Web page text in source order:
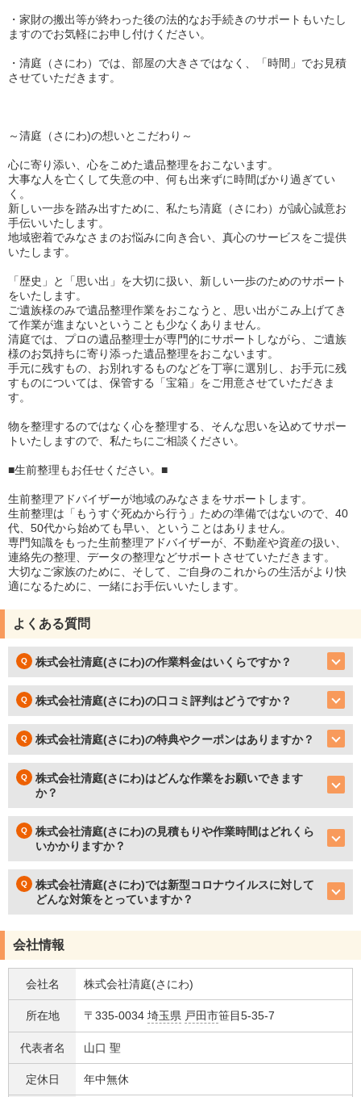
・家財の搬出等が終わった後の法的なお手続きのサポートもいたし
ますのでお気軽にお申し付けください。
・清庭（さにわ）では、部屋の大きさではなく、「時間」でお見積
させていただきます。
～清庭（さにわ)の想いとこだわり～
心に寄り添い、心をこめた遺品整理をおこないます。
大事な人を亡くして失意の中、何も出来ずに時間ばかり過ぎてい
く。
新しい一歩を踏み出すために、私たち清庭（さにわ）が誠心誠意お
手伝いいたします。
地域密着でみなさまのお悩みに向き合い、真心のサービスをご提供
いたします。
「歴史」と「思い出」を大切に扱い、新しい一歩のためのサポート
をいたします。
ご遺族様のみで遺品整理作業をおこなうと、思い出がこみ上げてき
て作業が進まないということも少なくありません。
清庭では、プロの遺品整理士が専門的にサポートしながら、ご遺族
様のお気持ちに寄り添った遺品整理をおこないます。
手元に残すもの、お別れするものなどを丁寧に選別し、お手元に残
すものについては、保管する「宝箱」をご用意させていただきま
す。
物を整理するのではなく心を整理する、そんな思いを込めてサポー
トいたしますので、私たちにご相談ください。
■生前整理もお任せください。■
生前整理アドバイザーが地域のみなさまをサポートします。
生前整理は「もうすぐ死ぬから行う」ための準備ではないので、40
代、50代から始めても早い、ということはありません。
専門知識をもった生前整理アドバイザーが、不動産や資産の扱い、
連絡先の整理、データの整理などサポートさせていただきます。
大切なご家族のために、そして、ご自身のこれからの生活がより快
適になるために、一緒にお手伝いいたします。
よくある質問
株式会社清庭(さにわ)の作業料金はいくらですか？
株式会社清庭(さにわ)の口コミ評判はどうですか？
株式会社清庭(さにわ)の特典やクーポンはありますか？
株式会社清庭(さにわ)はどんな作業をお願いできます
か？
株式会社清庭(さにわ)の見積もりや作業時間はどれくら
いかかりますか？
株式会社清庭(さにわ)では新型コロナウイルスに対して
どんな対策をとっていますか？
会社情報
会社名 株式会社清庭(さにわ)
所在地 〒335-0034 埼玉県 戸田市笹目5-35-7
代表者名 山口 聖
定休日 年中無休